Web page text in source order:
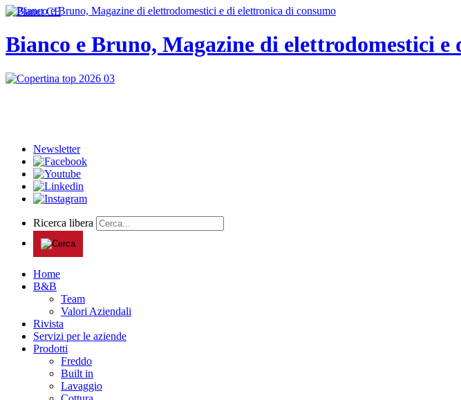
Bianco e Bruno, Magazine di elettrodomestici
Newsletter
Ricerca libera
Home
B&B
Team
Valori Aziendali
Rivista
Servizi per le aziende
Prodotti
Freddo
Built in
Lavaggio